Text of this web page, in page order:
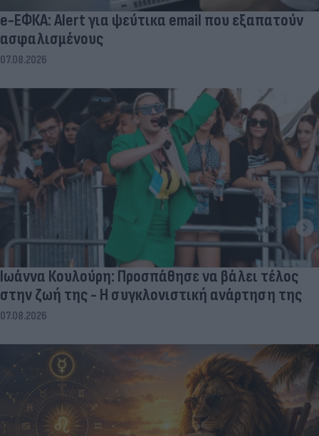
e-ΕΦΚΑ: Alert για ψεύτικα email που εξαπατούν
ασφαλισμένους
07.08.2026
Ιωάννα Κουλούρη: Προσπάθησε να βάλει τέλος
στην ζωή της - Η συγκλονιστική ανάρτηση της
07.08.2026